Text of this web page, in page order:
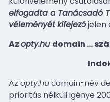
elfogadta a Tanácsadó
véleményét kifejezõjelen
Azopty.hu domain …
Az opty.hudomain-név
prioritás nélküli igénye